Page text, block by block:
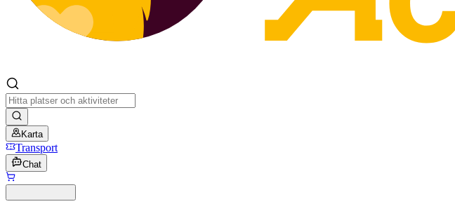
Karta
Transport
Chat